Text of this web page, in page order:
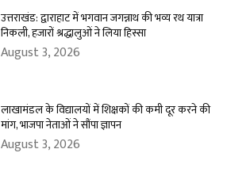
उत्तराखंड: द्वाराहाट में भगवान जगन्नाथ की भव्य रथ यात्रा
निकली, हजारों श्रद्धालुओं ने लिया हिस्सा
August 3, 2026
लाखामंडल के विद्यालयों में शिक्षकों की कमी दूर करने की
मांग, भाजपा नेताओं ने सौंपा ज्ञापन
August 3, 2026